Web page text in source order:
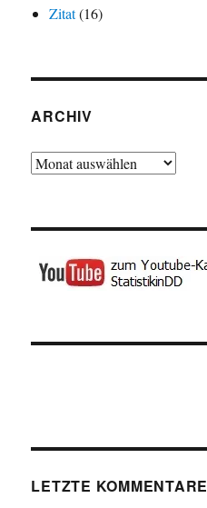
Zitat(16)
ARCHIV
Archiv
LETZTE KOMMENTARE